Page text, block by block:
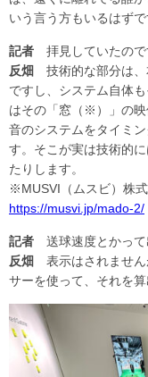
いう言う方もいるはずで
記者 拝見していたので
反畑
技術的な部分は、
ですし、システム自体
はその「窓（※）」の
音のシステムをタイミ
す。そこが実は技術的
たりします。
※MUSVI（ムスビ）株
https://musvi.jp/mado-2/
記者 送球速度とかって
反畑
表示はされません
サーを使って、それを算